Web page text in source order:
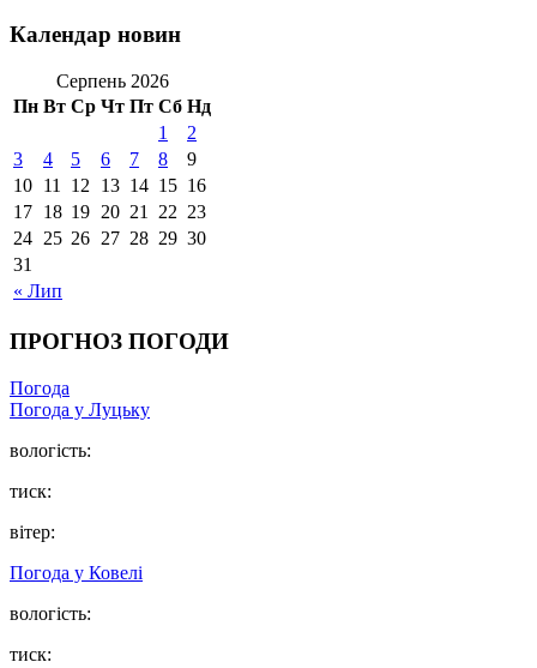
Календар новин
Серпень 2026
Пн Вт Ср Чт Пт Сб Нд
« Лип
1
2
3
4 5 6 7 8
9
10 11 12 13 14 15 16
17 18 19 20 21 22 23
24 25 26 27 28 29 30
31
ПРОГНОЗ ПОГОДИ
Погода
Погода у Луцьку
вологість:
тиск:
вітер:
Погода у Ковелі
вологість:
тиск: